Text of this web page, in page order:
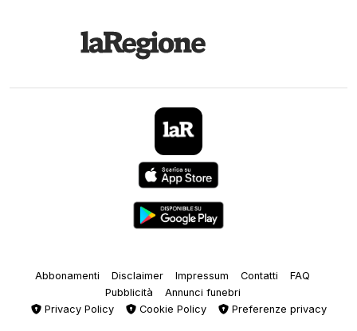
Abbonamenti Disclaimer Impressum Contatti
FAQ
Pubblicità
Annunci funebri
Privacy Policy
Cookie Policy Preferenze privacy